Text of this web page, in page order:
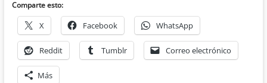
Comparte esto:
X Facebook WhatsApp
Reddit Tumblr Correo electrónico
Más